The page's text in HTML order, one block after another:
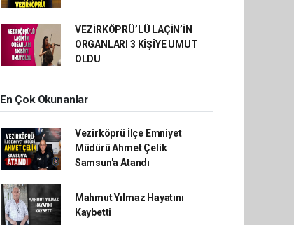
VEZİRKÖPRÜ’LÜ LAÇİN’İN
ORGANLARI 3 KİŞİYE UMUT
OLDU
En Çok Okunanlar
Vezirköprü İlçe Emniyet
Müdürü Ahmet Çelik
Samsun'a Atandı
Mahmut Yılmaz Hayatını
Kaybetti